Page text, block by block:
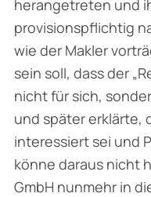
herangetreten und
provisionspflichtig
wie der Makler
sein soll, dass der
nicht für sich,
und später erklärte,
interessiert sei und
könne daraus nicht
GmbH nunmehr in